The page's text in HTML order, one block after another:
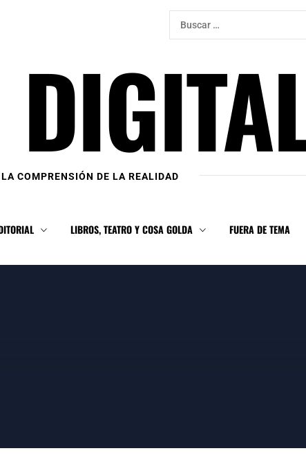
Buscar:
COMPRENSIÓN DE LA REALIDAD
LIBROS, TEATRO Y COSA GOLDA FUERA DE TEMA